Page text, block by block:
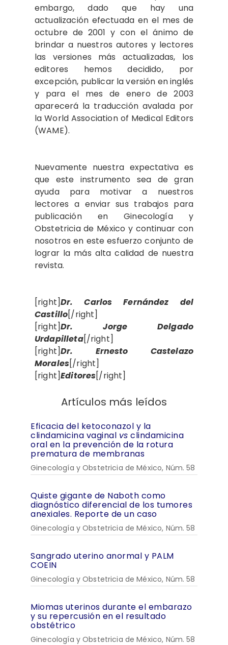
embargo, dado que hay una
actualización efectuada en el mes de
octubre de 2001 y con el ánimo de
brindar a nuestros autores y lectores
las versiones más actualizadas, los
editores hemos decidido, por
excepción, publicar la versión en inglés
y para el mes de enero de 2003
aparecerá la traducción avalada por
la World Association of Medical Editors
(WAME).
Nuevamente nuestra expectativa es
que este instrumento sea de gran
ayuda para motivar a nuestros
lectores a enviar sus trabajos para
publicación en Ginecología y
Obstetricia de México y continuar con
nosotros en este esfuerzo conjunto de
lograr la más alta calidad de nuestra
revista.
[right]Dr. Carlos Fernández del
Castillo[/right]
[right]Dr. Jorge Delgado
Urdapilleta[/right]
[right]Dr. Ernesto Castelazo
Morales[/right]
[right]Editores[/right]
Artículos más leídos
Eficacia del ketoconazol y la
clindamicina vaginal vs clindamicina
oral en la prevención de la rotura
prematura de membranas
Ginecología y Obstetricia de México, Núm. 58
Quiste gigante de Naboth como
diagnóstico diferencial de los tumores
anexiales. Reporte de un caso
Ginecología y Obstetricia de México, Núm. 58
Sangrado uterino anormal y PALM
COEIN
Ginecología y Obstetricia de México, Núm. 58
Miomas uterinos durante el embarazo
y su repercusión en el resultado
obstétrico
Ginecología y Obstetricia de México, Núm. 58